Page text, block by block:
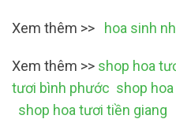
Xem thêm >> hoa sinh
Xem thêm >> shop hoa
tươi bình phước shop
shop hoa tươi tiền giang